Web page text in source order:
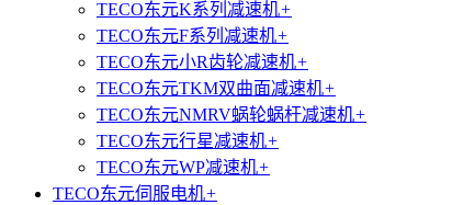
TECO东元K系列减速机+
TECO东元F系列减速机+
TECO东元小R齿轮减速机+
TECO东元TKM双曲面减速机+
TECO东元NMRV蜗轮蜗杆减速机+
TECO东元行星减速机+
TECO东元WP减速机+
TECO东元伺服电机+